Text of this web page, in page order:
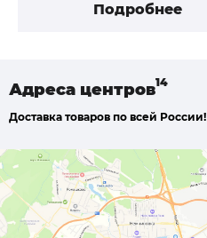
Подробнее
Адреса центров
Доставка товаров по всей России!